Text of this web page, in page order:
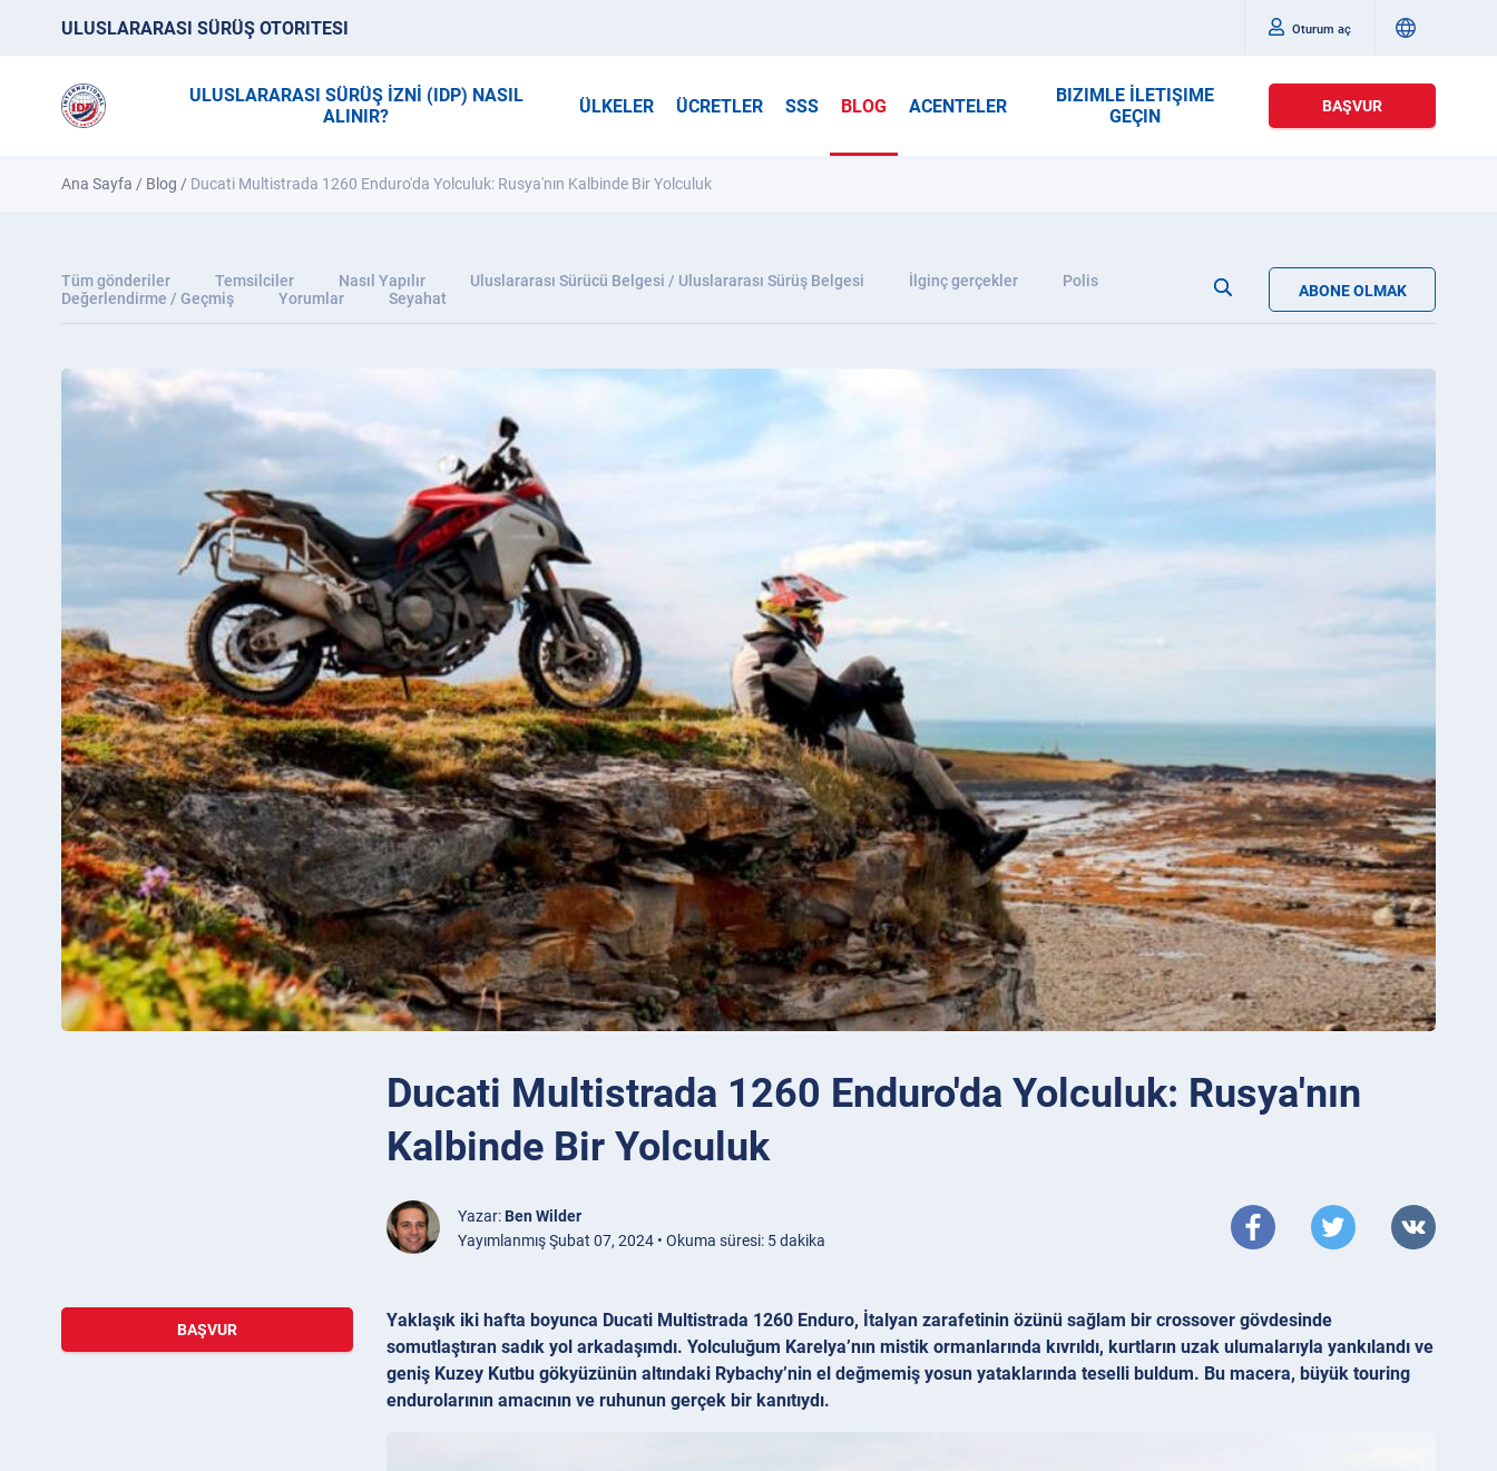
ULUSLARARASI SÜRÜŞ OTORITESI Oturum aç
ULUSLARARASI SÜRÜŞ İZNİ (IDP) NASIL
ALINIR?
ÜLKELER ÜCRETLER SSS BLOG ACENTELER
BIZIMLE İLETIŞIME
GEÇIN
BAŞVUR
Ana Sayfa / Blog / Ducati Multistrada 1260 Enduro'da Yolculuk: Rusya'nın Kalbinde Bir Yolculuk
Tüm gönderiler Temsilciler Nasıl Yapılır Uluslararası Sürücü Belgesi / Uluslararası Sürüş Belgesi İlginç gerçekler
Polis
Değerlendirme / Geçmiş
Yorumlar Seyahat ABONE OLMAK
Ducati Multistrada 1260 Enduro'da Yolculuk: Rusya'nın
Kalbinde Bir Yolculuk
Yazar: Ben Wilder
Yayımlanmış Şubat 07, 2024 • Okuma süresi: 5 dakika
BAŞVUR
Yaklaşık iki hafta boyunca Ducati Multistrada 1260 Enduro, İtalyan zarafetinin özünü sağlam bir crossover gövdesinde
somutlaştıran sadık yol arkadaşımdı. Yolculuğum Karelya’nın mistik ormanlarında kıvrıldı, kurtların uzak ulumalarıyla yankılandı ve
geniş Kuzey Kutbu gökyüzünün altındaki Rybachy’nin el değmemiş yosun yataklarında teselli buldum. Bu macera, büyük touring
endurolarının amacının ve ruhunun gerçek bir kanıtıydı.